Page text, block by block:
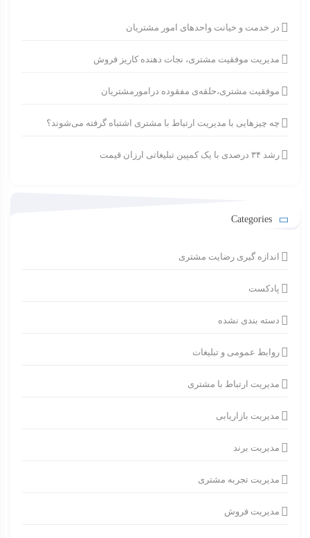
در خدمت و خیانت واحدهای امور مشتریان
مدیریت موفقیت مشتری، نجات دهنده کاریز فروش
موفقیت مشتری،حلقه‌ی مفقوده درامورمشتریان
چه چیزهایی با مدیریت ارتباط با مشتری اشتباه گرفته می‌شوند؟
رشد ۳۴ درصدی با یک کمپین تبلیغاتی ارزان قیمت
Categories
اندازه گیری رضایت مشتری
پادکست
دسته بندی نشده
روابط عمومی و تبلیغات
مدیریت ارتباط با مشتری
مدیریت بازاریابی
مدیریت برند
مدیریت تجربه مشتری
مدیریت فروش